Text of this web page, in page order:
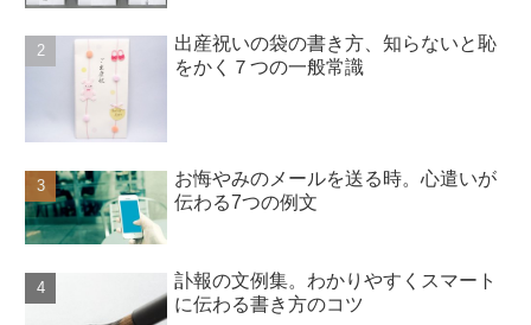
出産祝いの袋の書き方、知らないと恥
をかく７つの一般常識
お悔やみのメールを送る時。心遣いが
伝わる7つの例文
訃報の文例集。わかりやすくスマート
に伝わる書き方のコツ